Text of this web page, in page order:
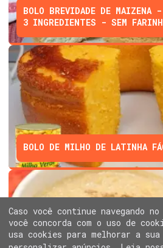
BOLO BREVIDADE DE MAIZENA
3 INGREDIENTES - SEM
BOLO DE MILHO DE LATINHA
Caso você continue navegando no
você concorda com o uso de
usa cookies para melhorar a